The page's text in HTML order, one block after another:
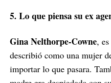
5. Lo que piensa su ex
Gina Nelthorpe-Cowne,
describió como una mujer
importar lo que pasara.